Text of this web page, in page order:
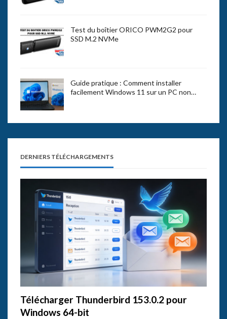
Test du boîtier ORICO PWM2G2 pour
SSD M.2 NVMe
Guide pratique : Comment installer
facilement Windows 11 sur un PC non…
DERNIERS TÉLÉCHARGEMENTS
Télécharger Thunderbird 153.0.2 pour
Windows 64-bit